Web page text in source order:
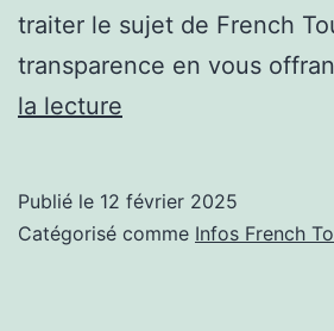
traiter le sujet de French
transparence en vous
la lecture
s’empare
Publié le 12 février 2025
Catégorisé comme Infos French